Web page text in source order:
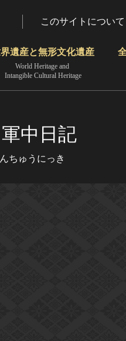
このサイトについて
遺産と無形文化遺産
World Heritage and
Intangible Cultural Heritage
中日記
ちゅうにっき